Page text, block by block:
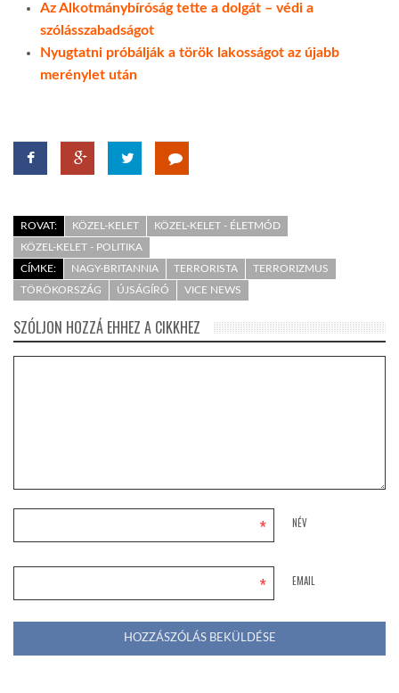
Az Alkotmánybíróság tette a dolgát – védi a
szólásszabadságot
Nyugtatni próbálják a török lakosságot az újabb
merénylet után
ROVAT: KÖZEL-KELET
KÖZEL-KELET - ÉLETMÓD
KÖZEL-KELET - POLITIKA
CÍMKE:
NAGY-BRITANNIA TERRORISTA
TERRORIZMUS
TÖRÖKORSZÁG
ÚJSÁGÍRÓ VICE NEWS
SZÓLJON HOZZÁ EHHEZ A CIKKHEZ
NÉV
*
EMAIL
*